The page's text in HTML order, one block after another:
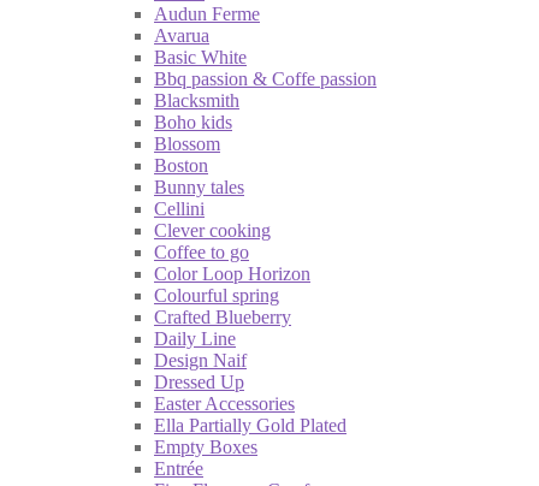
Audun Ferme
Avarua
Basic White
Bbq passion & Coffe passion
Blacksmith
Boho kids
Blossom
Boston
Bunny tales
Cellini
Clever cooking
Coffee to go
Color Loop Horizon
Colourful spring
Crafted Blueberry
Daily Line
Design Naif
Dressed Up
Easter Accessories
Ella Partially Gold Plated
Empty Boxes
Entrée